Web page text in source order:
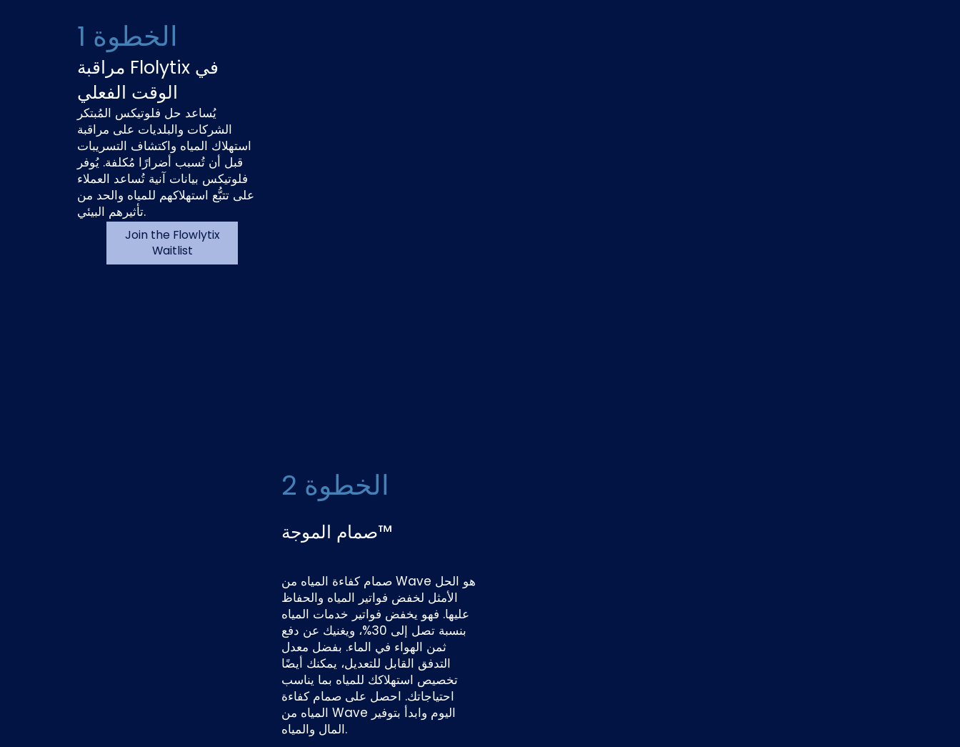
الخطوة 1
مراقبة Flolytix في
الوقت الفعلي
يُساعد حل فلوتيكس المُبتكر
الشركات والبلديات على مراقبة
استهلاك المياه واكتشاف التسريبات
قبل أن تُسبب أضرارًا مُكلفة. يُوفر
فلوتيكس بيانات آنية تُساعد العملاء
على تتبُّع استهلاكهم للمياه والحد من
تأثيرهم البيئي.
Join the Flowlytix
Waitlist
الخطوة 2
صمام الموجة™
صمام كفاءة المياه من Wave هو الحل
الأمثل لخفض فواتير المياه والحفاظ
عليها. فهو يخفض فواتير خدمات المياه
بنسبة تصل إلى 30%، ويغنيك عن دفع
ثمن الهواء في الماء. بفضل معدل
التدفق القابل للتعديل، يمكنك أيضًا
تخصيص استهلاكك للمياه بما يناسب
احتياجاتك. احصل على صمام كفاءة
المياه من Wave اليوم وابدأ بتوفير
المال والمياه.